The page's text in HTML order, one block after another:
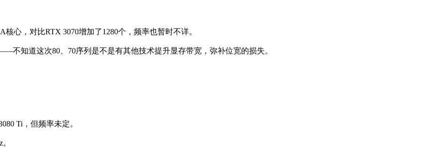
心，对比RTX 3070增加了1280个，频率也暂时不详。
不知道这次80、70序列是不是有其他技术提升显存带宽，弥补位宽的损失。
Ti，但频率未定。